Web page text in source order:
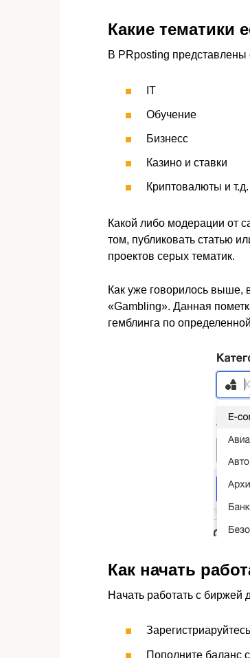
Какие тематики
В PRposting представлены
IT
Обучение
Бизнесс
Казино и ставки
Криптовалюты и т.д.
Какой либо модерации от
том, публиковать статью
проектов серых тематик.
Как уже говорилось выше,
«Gambling». Данная
гемблинга по
Как начать
Начать работать с биржей
Зарегистриаруйтесь
Пополните баланс